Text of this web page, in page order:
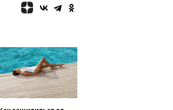
Слуцкий призвал
«Яблоко»
и женщина погибли
деревьев во
В Москве в
ожидаются ливни